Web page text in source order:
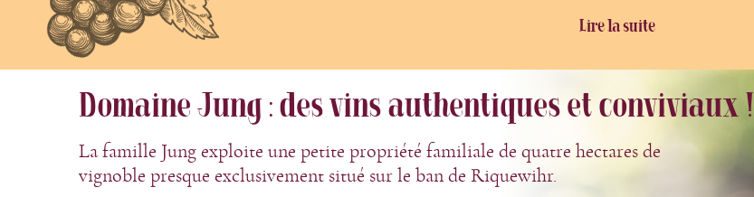
Lire la suite
Domaine Jung : des vins authentiques et conviviaux !
La famille Jung exploite une petite propriété familiale de quatre hectares de
vignoble presque exclusivement situé sur le ban de Riquewihr.